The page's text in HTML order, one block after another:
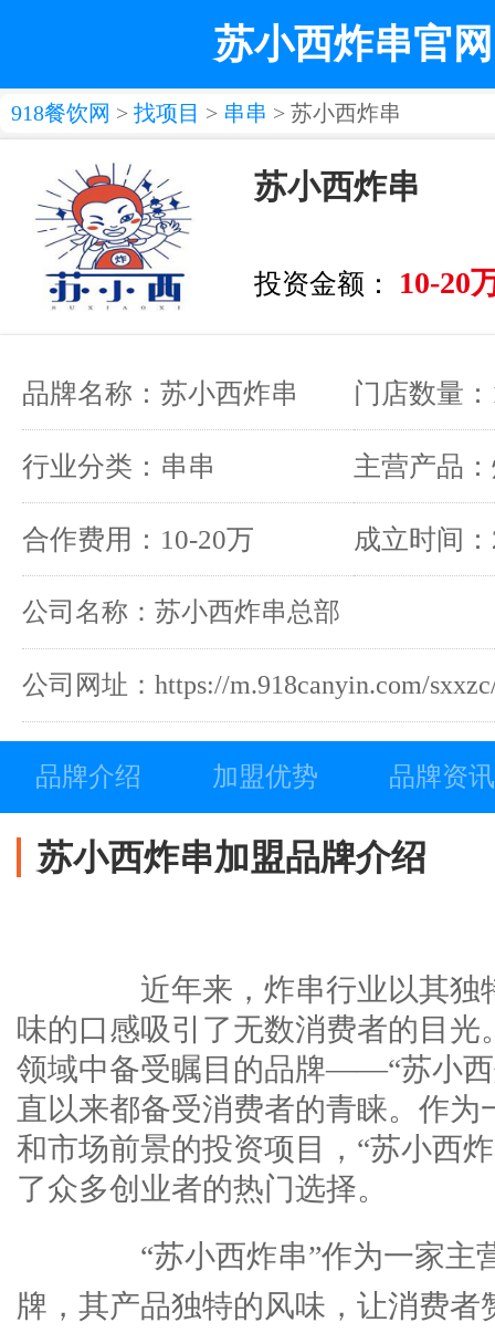
苏小西炸串官网
918餐饮网 > 找项目 > 串串 > 苏小西炸串
苏小西炸串
投资金额： 10-20
品牌名称：苏小西炸串 门店数量
行业分类：串串 主营产品
合作费用：10-20万 成立时间
公司名称：苏小西炸串总部
公司网址：https://m.918canyin.com/
品牌介绍 加盟优势 品牌资讯
苏小西炸串加盟品牌介绍
近年来，炸串行业以其独
味的口感吸引了无数消费者的目光
领域中备受瞩目的品牌——“苏小西
直以来都备受消费者的青睐。作为
和市场前景的投资项目，“苏小西
了众多创业者的热门选择。
“苏小西炸串”作为一家主
牌，其产品独特的风味，让消费者